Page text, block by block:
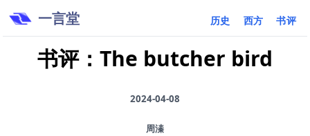
一言堂 历史 西方 书评
书评：The butcher bird
2024-04-08
周溱